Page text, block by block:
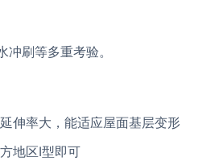
刷等多重考验。
伸率大，能适应屋面基层变形
地区I型即可